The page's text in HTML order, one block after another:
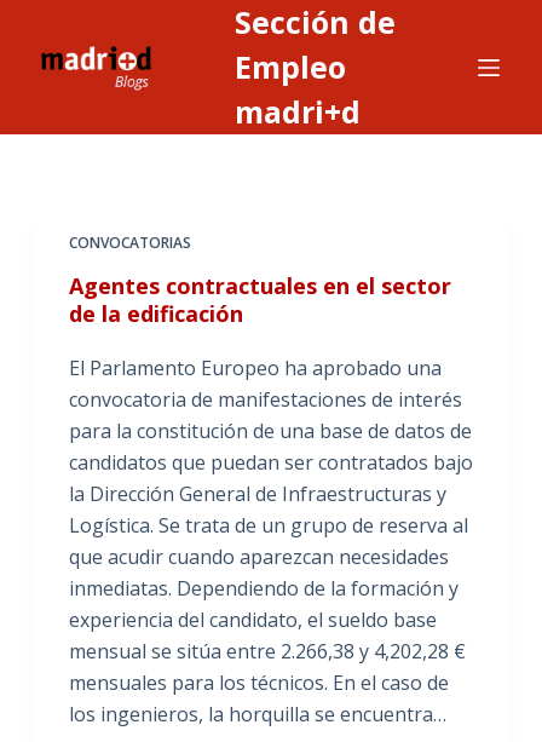
Sección de
Empleo
madri+d
CONVOCATORIAS
Agentes contractuales en el sector
de la edificación
El Parlamento Europeo ha aprobado una
convocatoria de manifestaciones de interés
para la constitución de una base de datos de
candidatos que puedan ser contratados bajo
la Dirección General de Infraestructuras y
Logística. Se trata de un grupo de reserva al
que acudir cuando aparezcan necesidades
inmediatas. Dependiendo de la formación y
experiencia del candidato, el sueldo base
mensual se sitúa entre 2.266,38 y 4,202,28 €
mensuales para los técnicos. En el caso de
los ingenieros, la horquilla se encuentra…